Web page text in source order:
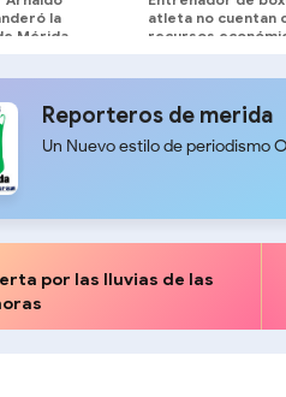
la
Mérida
atleta no cuentan
recursos
Reporteros de merida
Un Nuevo estilo de periodismo
por las lluvias de las